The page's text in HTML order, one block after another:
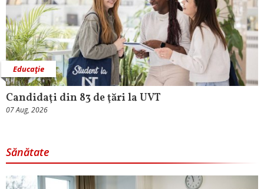
Educaţie
Candidaţi din 83 de ţări la UVT
07 Aug, 2026
Sănătate